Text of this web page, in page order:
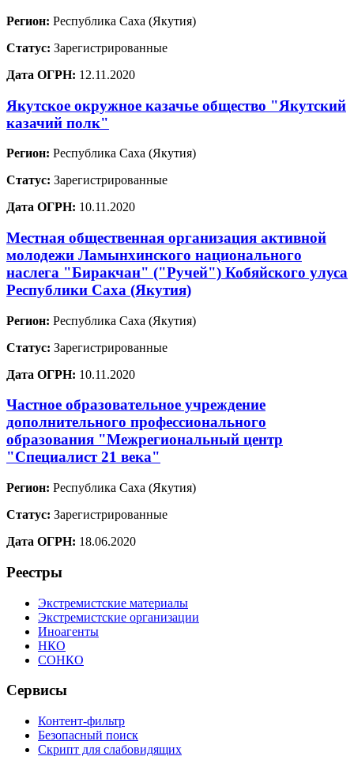
Регион: Республика Саха (Якутия)
Статус: Зарегистрированные
Дата ОГРН: 12.11.2020
Якутское окружное казачье общество "Якутский
казачий полк"
Регион: Республика Саха (Якутия)
Статус: Зарегистрированные
Дата ОГРН: 10.11.2020
Местная общественная организация активной
молодежи Ламынхинского национального
наслега "Биракчан" ("Ручей") Кобяйского улуса
Республики Саха (Якутия)
Регион: Республика Саха (Якутия)
Статус: Зарегистрированные
Дата ОГРН: 10.11.2020
Частное образовательное учреждение
дополнительного профессионального
образования "Межрегиональный центр
"Специалист 21 века"
Регион: Республика Саха (Якутия)
Статус: Зарегистрированные
Дата ОГРН: 18.06.2020
Реестры
Экстремистские материалы
Экстремистские организации
Иноагенты
НКО
СОНКО
Сервисы
Контент-фильтр
Безопасный поиск
Скрипт для слабовидящих